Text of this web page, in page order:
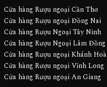
Cửa hàng Rượu ngoại Cần Thơ
Cửa hàng Rượu ngoại Đồng Nai
Cửa hàng Rượu Ngoại Tây Ninh
Cửa hàng Rượu Ngoại Lâm Đồng
Cửa hàng Rượu ngoại Khánh Hoà
Cửa hàng Rượu ngoại Vĩnh Long
Cửa hàng Rượu ngoại An Giang